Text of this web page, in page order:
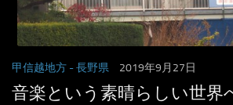
甲信越地方 - 長野県 2019年9月27日
音楽という素晴らしい世界